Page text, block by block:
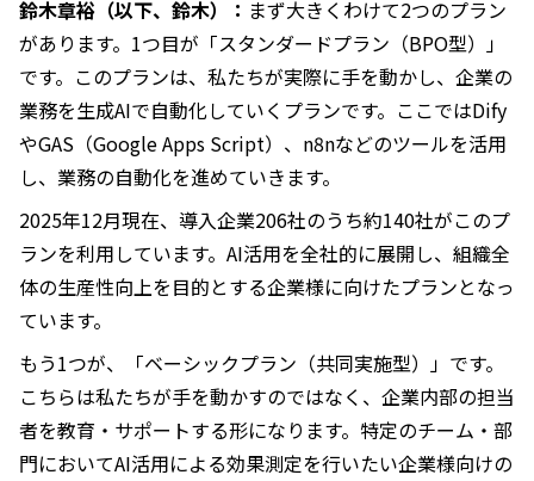
鈴木章裕（以下、鈴木）： まず大きくわけて2つのプラン
があります。1つ目が「スタンダードプラン（BPO型）」
です。このプランは、私たちが実際に手を動かし、企業の
業務を生成AIで自動化していくプランです。ここではDify
やGAS（Google Apps Script）、n8nなどのツールを活用
し、業務の自動化を進めていきます。
2025年12月現在、導入企業206社のうち約140社がこのプ
ランを利用しています。AI活用を全社的に展開し、組織全
体の生産性向上を目的とする企業様に向けたプランとなっ
ています。
もう1つが、「ベーシックプラン（共同実施型）」です。
こちらは私たちが手を動かすのではなく、企業内部の担当
者を教育・サポートする形になります。特定のチーム・部
門においてAI活用による効果測定を行いたい企業様向けの